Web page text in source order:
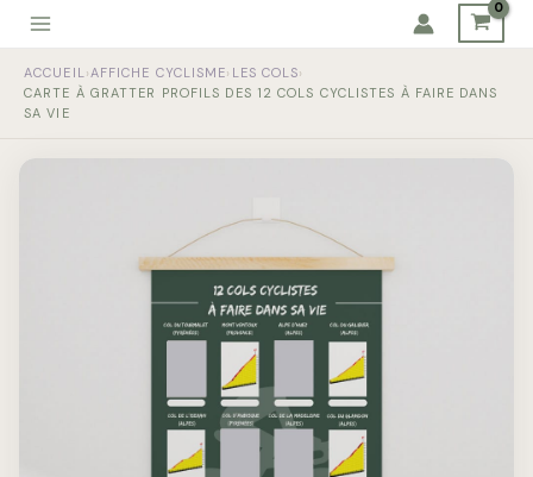
Aller
contenu
ACCUEIL › AFFICHE CYCLISME› LES COLS›
CARTE À GRATTER PROFILS DES 12 COLS CYCLISTES À FAIRE DANS
SA VIE
de
Carte